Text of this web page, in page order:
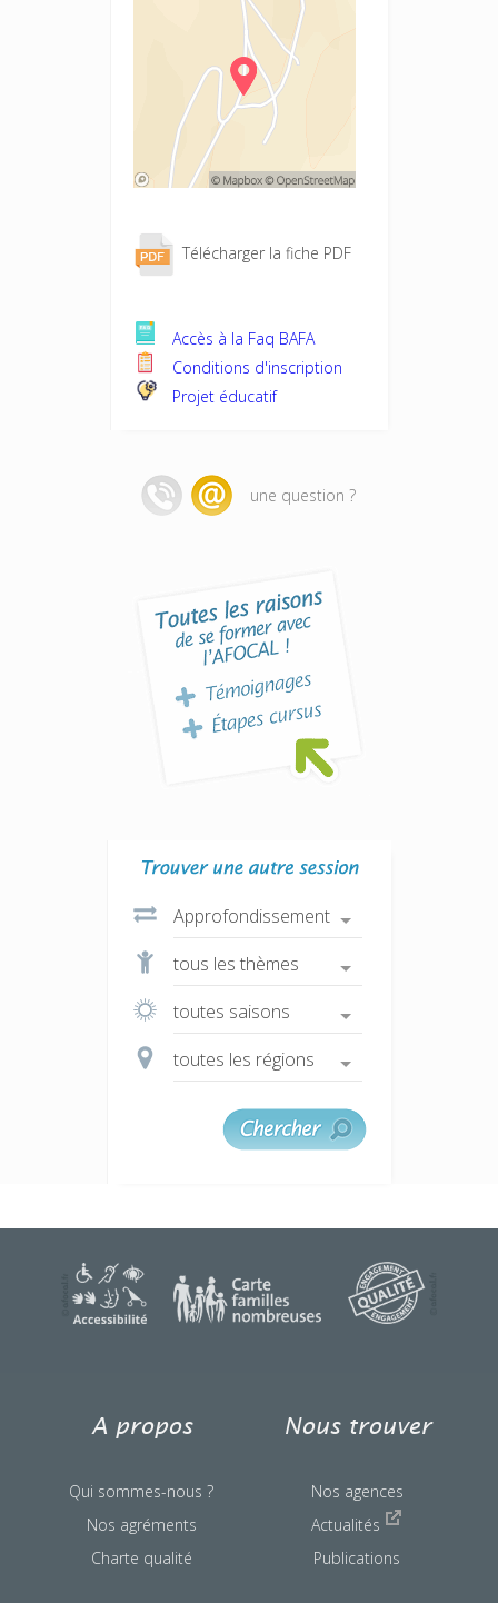
Télécharger la fiche PDF
Accès à la Faq BAFA
Conditions d'inscription
Projet éducatif
une question ?
une question ?
A propos
Qui sommes-nous ?
Nos agréments
Charte qualité
Nous trouver
Nos agences
Actualités
Publications